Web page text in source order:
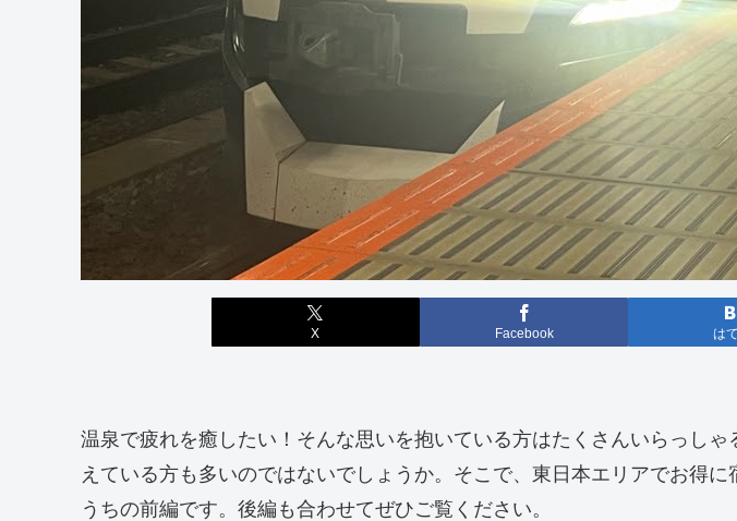
X Facebook は
温泉で疲れを癒したい！そんな思いを抱いている方はたくさんいらっし
えている方も多いのではないでしょうか。そこで、東日本エリアでお得
うちの前編です。後編も合わせてぜひご覧ください。